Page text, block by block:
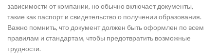
зависимости от компании, но обычно включает документы,
такие как паспорт и свидетельство о получении образования.
Важно помнить, что документ должен быть оформлен по всем
правилам и стандартам, чтобы предотвратить возможные
трудности.